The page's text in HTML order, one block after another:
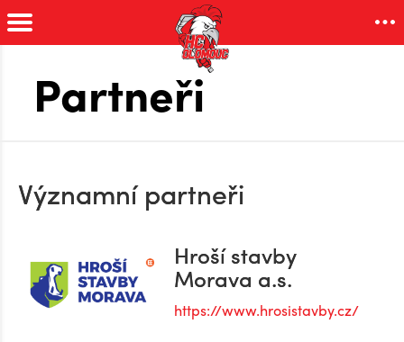
Partneři
Významní partneři
Hroší stavby
Morava a.s.
https://www.hrosistavby.cz/